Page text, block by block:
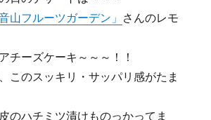
山フルーツガーデン」 さんのレモ
チーズケーキ～～～！！
このスッキリ・サッパリ感がたま
のハチミツ漬けものっかってま